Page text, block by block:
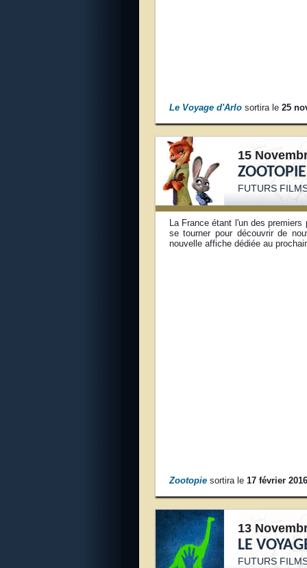
Le Voyage d'Arlosortira le 25
15
FUTURS
La France étant l'un des
se tourner pour découvrir de
nouvelle affiche dédiée au
Zootopiesortira le 17 février 2016
13
LE
FUTURS